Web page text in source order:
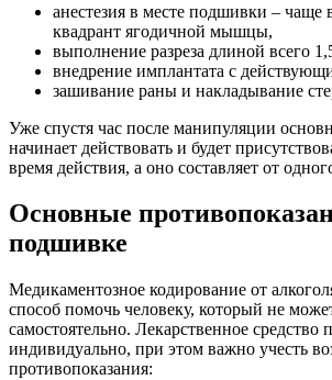
анестезия в месте подшивки – чаще
квадрант ягодичной мышцы,
выполнение разреза длиной всего
внедрение имплантата с
зашивание раны и накладывание
Уже спустя час после манипуляции
начинает действовать и будет
время действия, а оно составляет от
Основные
подшивке
Медикаментозное кодирование от
способ помочь человеку, который не
самостоятельно. Лекарственное средство
индивидуально, при этом важно учесть
противопоказания: